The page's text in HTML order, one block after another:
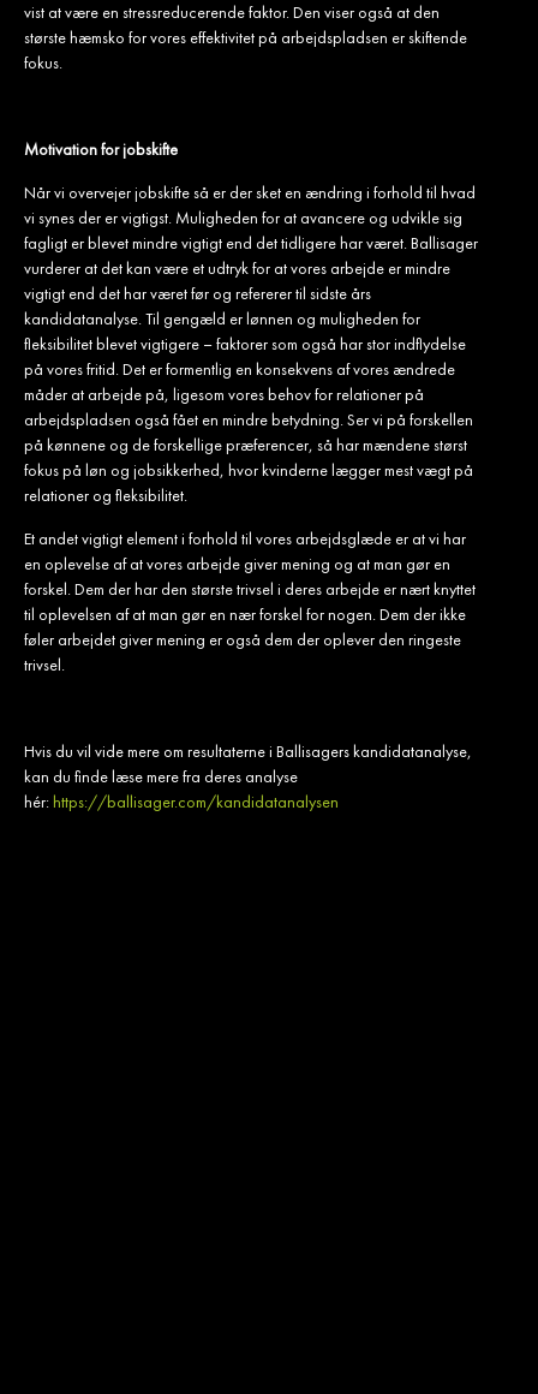
vist at være en stressreducerende faktor. Den viser også at den
største hæmsko for vores effektivitet på arbejdspladsen er skiftende
fokus.
Motivation for jobskifte
Når vi overvejer jobskifte så er der sket en ændring i forhold til hvad
vi synes der er vigtigst. Muligheden for at avancere og udvikle sig
fagligt er blevet mindre vigtigt end det tidligere har været. Ballisager
vurderer at det kan være et udtryk for at vores arbejde er mindre
vigtigt end det har været før og refererer til sidste års
kandidatanalyse. Til gengæld er lønnen og muligheden for
fleksibilitet blevet vigtigere – faktorer som også har stor indflydelse
på vores fritid. Det er formentlig en konsekvens af vores ændrede
måder at arbejde på, ligesom vores behov for relationer på
arbejdspladsen også fået en mindre betydning. Ser vi på forskellen
på kønnene og de forskellige præferencer, så har mændene størst
fokus på løn og jobsikkerhed, hvor kvinderne lægger mest vægt på
relationer og fleksibilitet.
Et andet vigtigt element i forhold til vores arbejdsglæde er at vi har
en oplevelse af at vores arbejde giver mening og at man gør en
forskel. Dem der har den største trivsel i deres arbejde er nært knyttet
til oplevelsen af at man gør en nær forskel for nogen. Dem der ikke
føler arbejdet giver mening er også dem der oplever den ringeste
trivsel.
Hvis du vil vide mere om resultaterne i Ballisagers kandidatanalyse,
kan du finde læse mere fra deres analyse
hér: https://ballisager.com/kandidatanalysen